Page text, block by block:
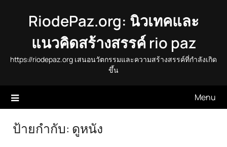
RiodePaz.org: นิวเทคและ
แนวคิดสร้างสรรค์ rio paz
https://riodepaz.org เสนอนวัตกรรมและความสร้างสรรค์ที่กำลังเกิด
ขึ้น
Menu
ป้ายกำกับ: ดูหนัง